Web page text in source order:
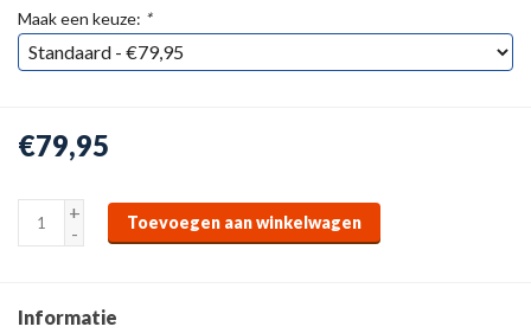
Maak een keuze: *
€79,95
+
-
Toevoegen aan winkelwagen
Informatie